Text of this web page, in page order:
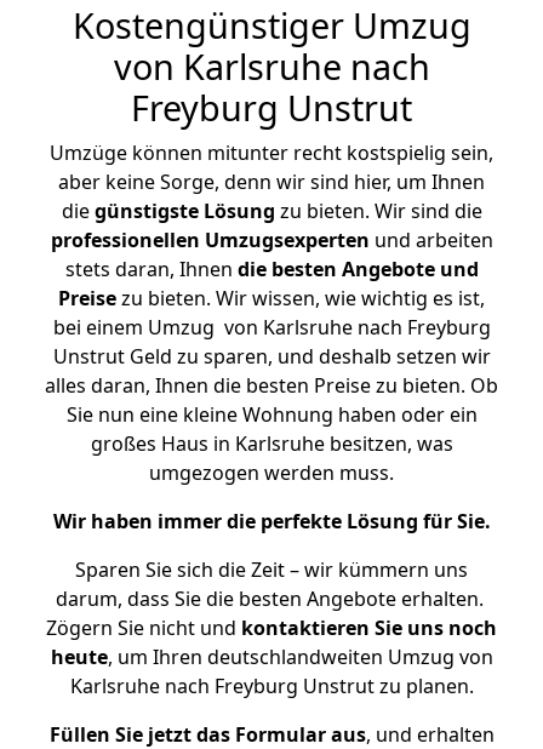
Kostengünstiger Umzug
von Karlsruhe nach
Freyburg Unstrut
Umzüge können mitunter recht kostspielig sein,
aber keine Sorge, denn wir sind hier, um Ihnen
diegünstigste Lösung zu bieten. Wir sind die
professionellen Umzugsexperten und arbeiten
stets daran, Ihnen die besten Angebote und
Preisezu bieten. Wir wissen, wie wichtig es ist,
bei einem Umzug von Karlsruhe nach Freyburg
Unstrut Geld zu sparen, und deshalb setzen wir
alles daran, Ihnen die besten Preise zu bieten. Ob
Sie nun eine kleine Wohnung haben oder ein
großes Haus in Karlsruhe besitzen, was
umgezogen werden muss.
Wir haben immer die perfekte Lösung für Sie.
Sparen Sie sich die Zeit – wir kümmern uns
darum, dass Sie die besten Angebote erhalten.
Zögern Sie nicht und kontaktieren Sie uns noch
heute, um Ihren deutschlandweiten Umzug von
Karlsruhe nach Freyburg Unstrut zu planen.
Füllen Sie jetzt das Formular aus, und erhalten